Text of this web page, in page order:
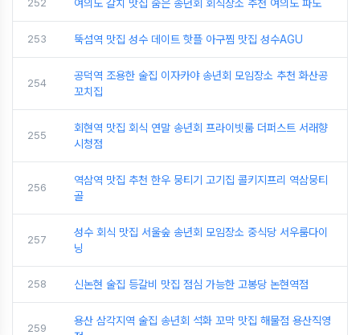
252 여의도 갈치 맛집 숨은 송년회 회식장소 추천 여의도 파도
253 뚝섬역 맛집 성수 데이트 핫플 아구찜 맛집 성수AGU
254
공덕역 조용한 술집 이자카야 송년회 모임장소 추천 화산공
꼬치집
255
회현역 맛집 회식 연말 송년회 프라이빗룸 더퍼스트 서래향
시청점
256
역삼역 맛집 추천 한우 뭉티기 고기집 콜키지프리 역삼뭉티
골
257
성수 회식 맛집 서울숲 송년회 모임장소 중식당 서우룸다이
닝
258 신논현 술집 등갈비 맛집 점심 가능한 고봉당 논현역점
259
용산 삼각지역 술집 송년회 석화 꼬막 맛집 해물점 용산직영